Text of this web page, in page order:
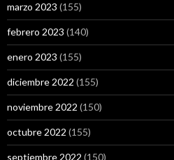
marzo 2023 (155)
febrero 2023 (140)
enero 2023 (155)
diciembre 2022 (155)
noviembre 2022 (150)
octubre 2022 (155)
septiembre 2022 (150)